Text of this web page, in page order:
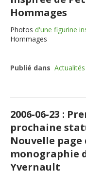
Hommages
Photosd'une figurine
Hommages
Publié dans
2006-06-23 :
prochaine
Nouvelle
monographie
Yvernault